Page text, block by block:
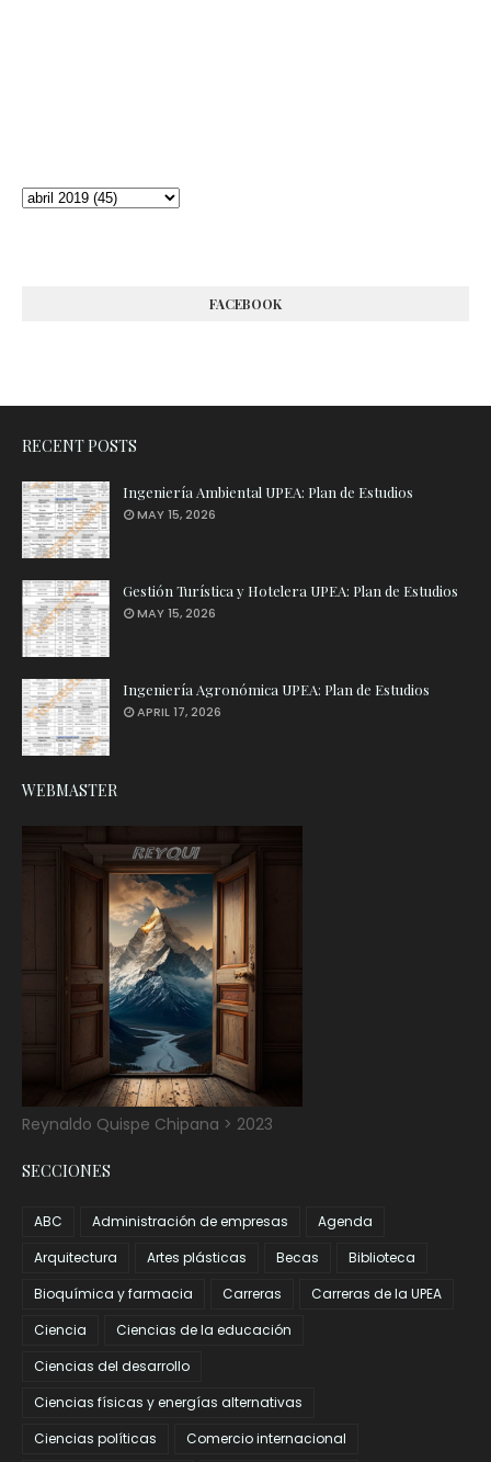
FACEBOOK
RECENT POSTS
Ingeniería Ambiental UPEA: Plan de Estudios
MAY 15, 2026
Gestión Turística y Hotelera UPEA: Plan de Estudios
MAY 15, 2026
Ingeniería Agronómica UPEA: Plan de Estudios
APRIL 17, 2026
WEBMASTER
Reynaldo Quispe Chipana > 2023
SECCIONES
ABC Administración de empresas
Agenda
Arquitectura
Artes plásticas Becas
Biblioteca
Bioquímica y farmacia
Carreras
Carreras de la UPEA
Ciencia
Ciencias de la educación
Ciencias del desarrollo
Ciencias físicas y energías alternativas
Ciencias políticas
Comercio internacional